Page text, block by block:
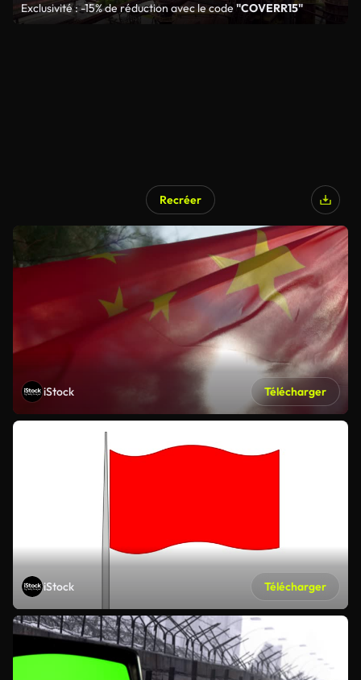
Exclusivité : -15% de réduction avec le code "COVERR15"
Recréer
iStock Télécharger
iStock Télécharger